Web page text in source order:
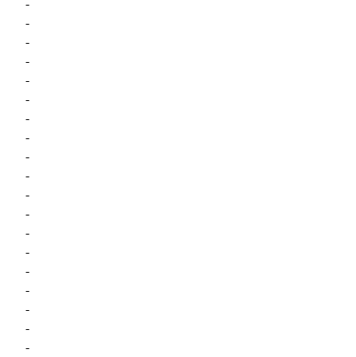
-
-
-
-
-
-
-
-
-
-
-
-
-
-
-
-
-
-
-